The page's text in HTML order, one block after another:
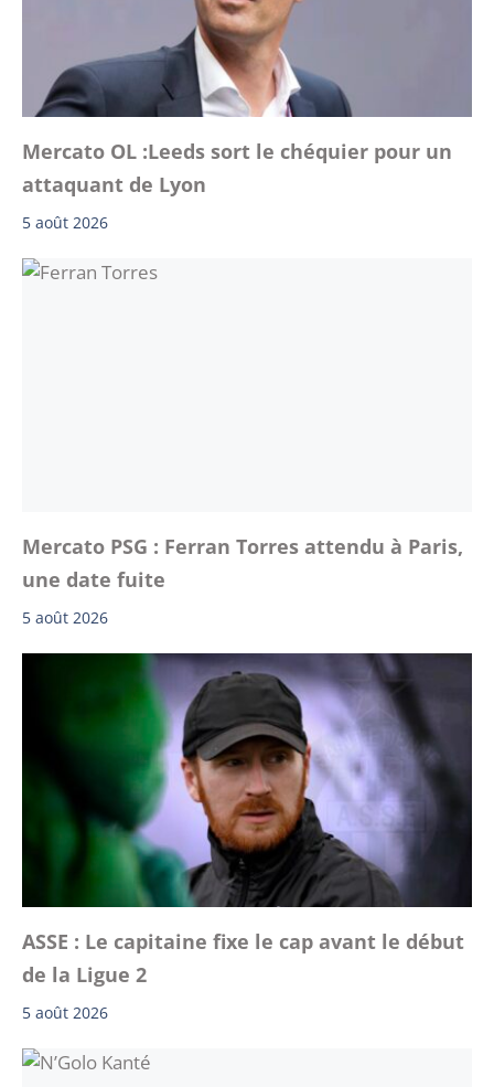
Mercato OL :Leeds sort le chéquier pour un
attaquant de Lyon
5 août 2026
Mercato PSG : Ferran Torres attendu à Paris,
une date fuite
5 août 2026
ASSE : Le capitaine fixe le cap avant le début
de la Ligue 2
5 août 2026